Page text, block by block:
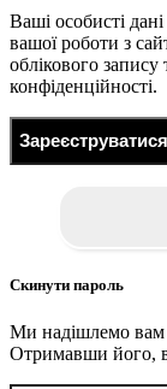
Ваші особисті
вашої роботи з
облікового
конфіденційності.
Зареєструватися
Скинути пароль
Ми надішлемо
Отримавши його,